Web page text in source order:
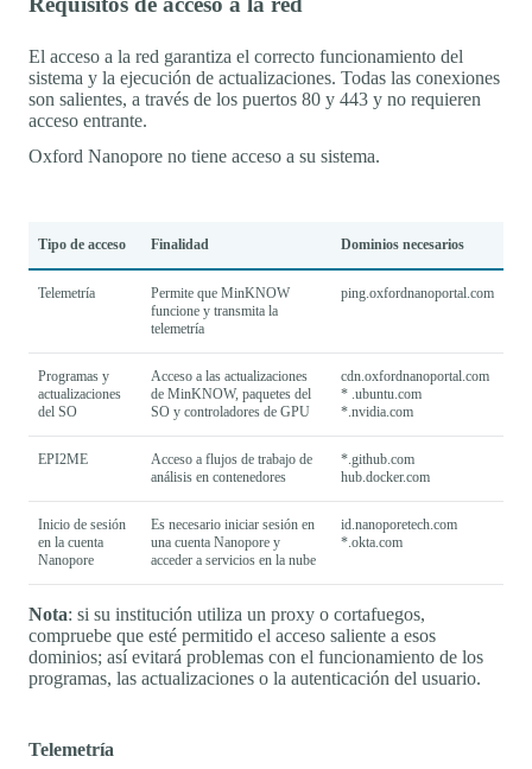
El acceso a la red garantiza el correcto funcionamiento del
sistema y la ejecución de actualizaciones. Todas las conexiones
son salientes, a través de los puertos 80 y 443 y no requieren
acceso entrante.
Oxford Nanopore no tiene acceso a su sistema.
Tipo de acceso Finalidad Dominios necesarios
Telemetría
Permite que MinKNOW
funcione y transmita la
telemetría
ping.oxfordnanoportal.com
Programas y
actualizaciones
del SO
Acceso a las actualizaciones
de MinKNOW, paquetes del
SO y controladores de GPU
cdn.oxfordnanoportal.com
* .ubuntu.com
*.nvidia.com
EPI2ME
Acceso a flujos de trabajo de
análisis en contenedores
*.github.com
hub.docker.com
Inicio de sesión
en la cuenta
Nanopore
Es necesario iniciar sesión en
una cuenta Nanopore y
acceder a servicios en la nube
id.nanoporetech.com
*.okta.com
Nota: si su institución utiliza un proxy o cortafuegos,
compruebe que esté permitido el acceso saliente a esos
dominios; así evitará problemas con el funcionamiento de los
programas, las actualizaciones o la autenticación del usuario.
Telemetría